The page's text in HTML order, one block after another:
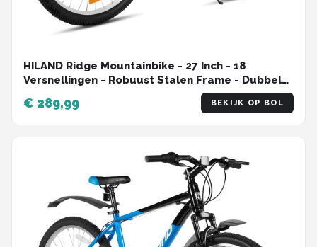
HILAND Ridge Mountainbike - 27 Inch - 18
Versnellingen - Robuust Stalen Frame - Dubbele
Schijfremmen - MTB voor Heren & Dames
€ 289,99 BEKIJK OP BOL